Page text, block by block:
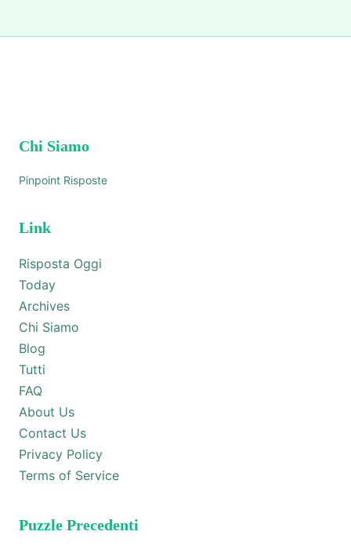
Chi Siamo
Pinpoint Risposte
Link
Risposta Oggi
Today
Archives
Chi Siamo
Blog
Tutti
FAQ
About Us
Contact Us
Privacy Policy
Terms of Service
Puzzle Precedenti